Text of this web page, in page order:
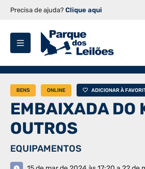
Precisa de ajuda? Clique aqui
BENS ONLINE ADICIONAR À
EMBAIXADA DO
OUTROS
EQUIPAMENTOS